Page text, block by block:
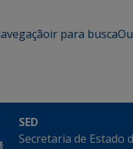
ir para busca
SED
Secretaria de Estado